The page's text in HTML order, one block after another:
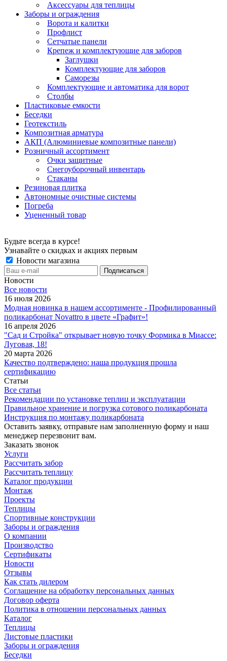
Аксессуары для теплицы
Заборы и ограждения
Ворота и калитки
Профлист
Сетчатые панели
Крепеж и комплектующие для заборов
Заглушки
Комплектующие для заборов
Саморезы
Комплектующие и автоматика для ворот
Столбы
Пластиковые емкости
Беседки
Геотекстиль
Композитная арматура
АКП (Алюминиевые композитные панели)
Розничный ассортимент
Очки защитные
Снегоуборочный инвентарь
Стаканы
Резиновая плитка
Автономные очистные системы
Погреба
Уцененный товар
Будьте всегда в курсе!
Узнавайте о скидках и акциях первым
Новости магазина
Новости
Все новости
16 июля 2026
Модная новинка в нашем ассортименте - Профилированный
поликарбонат Novattro в цвете «Графит»!
16 апреля 2026
"Сад и Стройка" открывает новую точку Формика в Миассе:
Луговая, 18!
20 марта 2026
Качество подтверждено: наша продукция прошла
сертификацию
Статьи
Все статьи
Рекомендации по установке теплиц и эксплуатации
Правильное хранение и погрузка сотового поликарбоната
Инструкция по монтажу поликарбоната
Оставить заявку, отправьте нам заполненную форму и наш
менеджер перезвонит вам.
Заказать звонок
Услуги
Рассчитать забор
Рассчитать теплицу
Каталог продукции
Монтаж
Проекты
Теплицы
Спортивные конструкции
Заборы и ограждения
О компании
Производство
Сертификаты
Новости
Отзывы
Как стать дилером
Соглашение на обработку персональных данных
Договор оферта
Политика в отношении персональных данных
Каталог
Теплицы
Листовые пластики
Заборы и ограждения
Беседки